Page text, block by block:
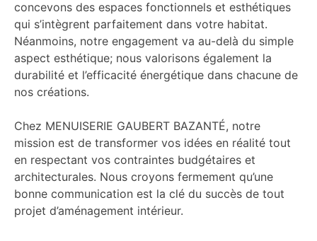
concevons des espaces fonctionnels et esthétiques
qui s’intègrent parfaitement dans votre habitat.
Néanmoins, notre engagement va au-delà du simple
aspect esthétique; nous valorisons également la
durabilité et l’efficacité énergétique dans chacune de
nos créations.
Chez MENUISERIE GAUBERT BAZANTÉ, notre
mission est de transformer vos idées en réalité tout
en respectant vos contraintes budgétaires et
architecturales. Nous croyons fermement qu’une
bonne communication est la clé du succès de tout
projet d’aménagement intérieur.